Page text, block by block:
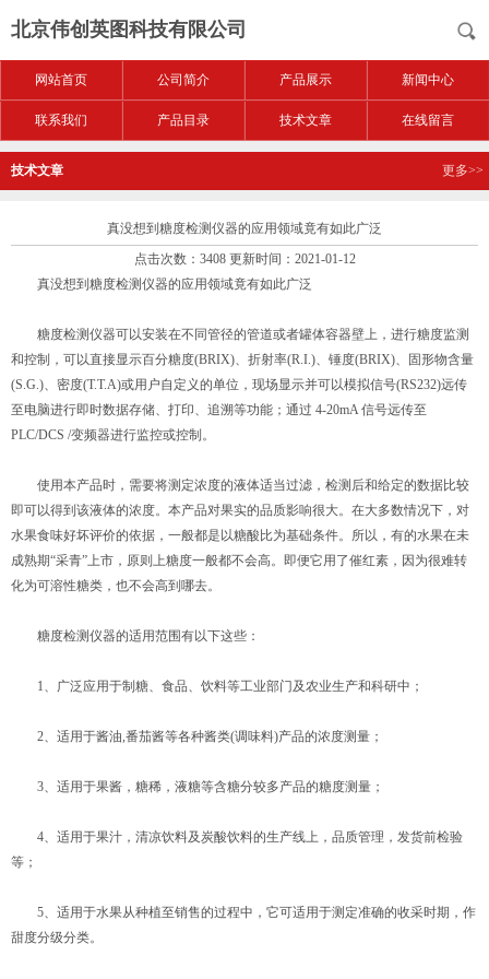
北京伟创英图科技有限公司
网站首页 公司简介 产品展示 新闻中心
联系我们 产品目录 技术文章 在线留言
技术文章 更多>>
真没想到糖度检测仪器的应用领域竟有如此广泛
点击次数：3408 更新时间：2021-01-12
真没想到糖度检测仪器的应用领域竟有如此广泛
糖度检测仪器可以安装在不同管径的管道或者罐体容器壁上，进行糖度监测
和控制，可以直接显示百分糖度(BRIX)、折射率(R.I.)、锤度(BRIX)、固形物含量
(S.G.)、密度(T.T.A)或用户自定义的单位，现场显示并可以模拟信号(RS232)远传
至电脑进行即时数据存储、打印、追溯等功能；通过 4-20mA 信号远传至
PLC/DCS /变频器进行监控或控制。
使用本产品时，需要将测定浓度的液体适当过滤，检测后和给定的数据比较
即可以得到该液体的浓度。本产品对果实的品质影响很大。在大多数情况下，对
水果食味好坏评价的依据，一般都是以糖酸比为基础条件。所以，有的水果在未
成熟期“采青”上市，原则上糖度一般都不会高。即便它用了催红素，因为很难转
化为可溶性糖类，也不会高到哪去。
糖度检测仪器的适用范围有以下这些：
1、广泛应用于制糖、食品、饮料等工业部门及农业生产和科研中；
2、适用于酱油,番茄酱等各种酱类(调味料)产品的浓度测量；
3、适用于果酱，糖稀，液糖等含糖分较多产品的糖度测量；
4、适用于果汁，清凉饮料及炭酸饮料的生产线上，品质管理，发货前检验
等；
5、适用于水果从种植至销售的过程中，它可适用于测定准确的收采时期，作
甜度分级分类。